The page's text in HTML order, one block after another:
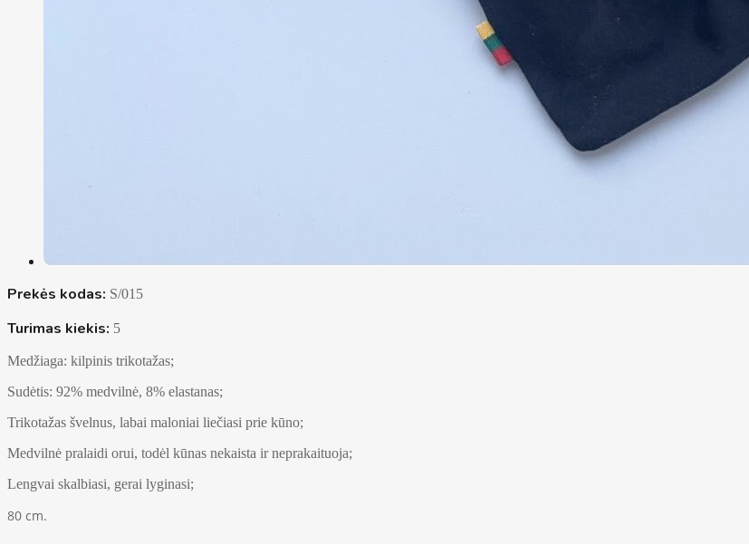
Prekės kodas: S/015
Turimas kiekis: 5
Medžiaga: kilpinis trikotažas;
Sudėtis: 92% medvilnė, 8% elastanas;
Trikotažas švelnus, labai maloniai liečiasi prie kūno;
Medvilnė pralaidi orui, todėl kūnas nekaista ir neprakaituoja;
Lengvai skalbiasi, gerai lyginasi;
80 cm.